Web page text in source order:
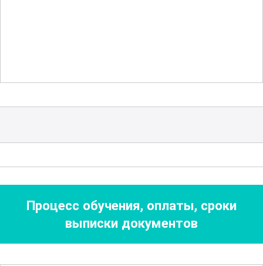
установок, а также проводить их
сложные задачи и улучшать
производственные процессы.
В процессе обучения вам будут
предоставлены все необходимые
Процесс обучения, оплаты, сроки
выписки документов